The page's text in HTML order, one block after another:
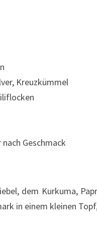
Kreuzkümmel
Geschmack
dem Kurkuma,
in einem kleinen